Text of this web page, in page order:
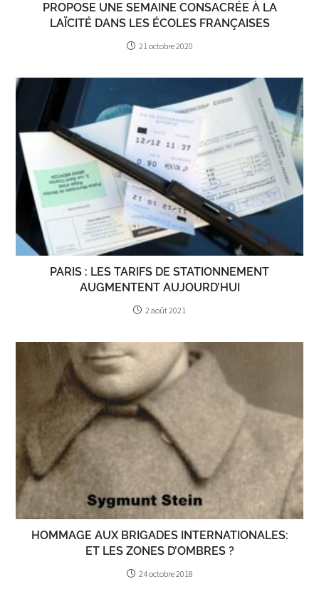
PROPOSE UNE SEMAINE CONSACRÉE À LA
LAÏCITÉ DANS LES ÉCOLES FRANÇAISES
21 octobre 2020
PARIS : LES TARIFS DE STATIONNEMENT
AUGMENTENT AUJOURD’HUI
2 août 2021
HOMMAGE AUX BRIGADES INTERNATIONALES:
ET LES ZONES D’OMBRES ?
24 octobre 2018